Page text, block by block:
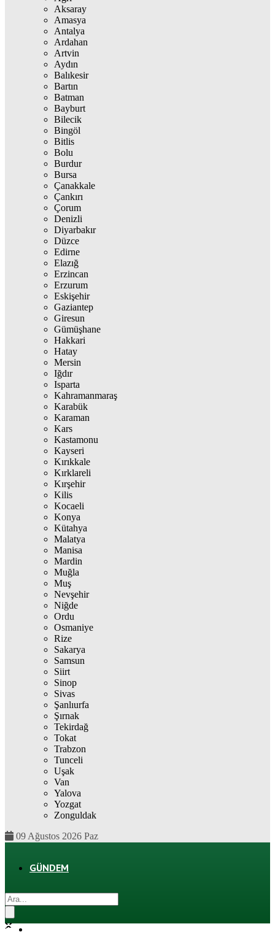
Aksaray
Amasya
Antalya
Ardahan
Artvin
Aydın
Balıkesir
Bartın
Batman
Bayburt
Bilecik
Bingöl
Bitlis
Bolu
Burdur
Bursa
Çanakkale
Çankırı
Çorum
Denizli
Diyarbakır
Düzce
Edirne
Elazığ
Erzincan
Erzurum
Eskişehir
Gaziantep
Giresun
Gümüşhane
Hakkari
Hatay
Mersin
Iğdır
Isparta
Kahramanmaraş
Karabük
Karaman
Kars
Kastamonu
Kayseri
Kırıkkale
Kırklareli
Kırşehir
Kilis
Kocaeli
Konya
Kütahya
Malatya
Manisa
Mardin
Muğla
Muş
Nevşehir
Niğde
Ordu
Osmaniye
Rize
Sakarya
Samsun
Siirt
Sinop
Sivas
Şanlıurfa
Şırnak
Tekirdağ
Tokat
Trabzon
Tunceli
Uşak
Van
Yalova
Yozgat
Zonguldak
09 Ağustos 2026 Paz
GÜNDEM